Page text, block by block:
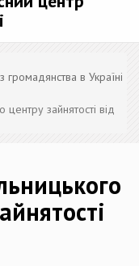
в Україні
зайнятості від